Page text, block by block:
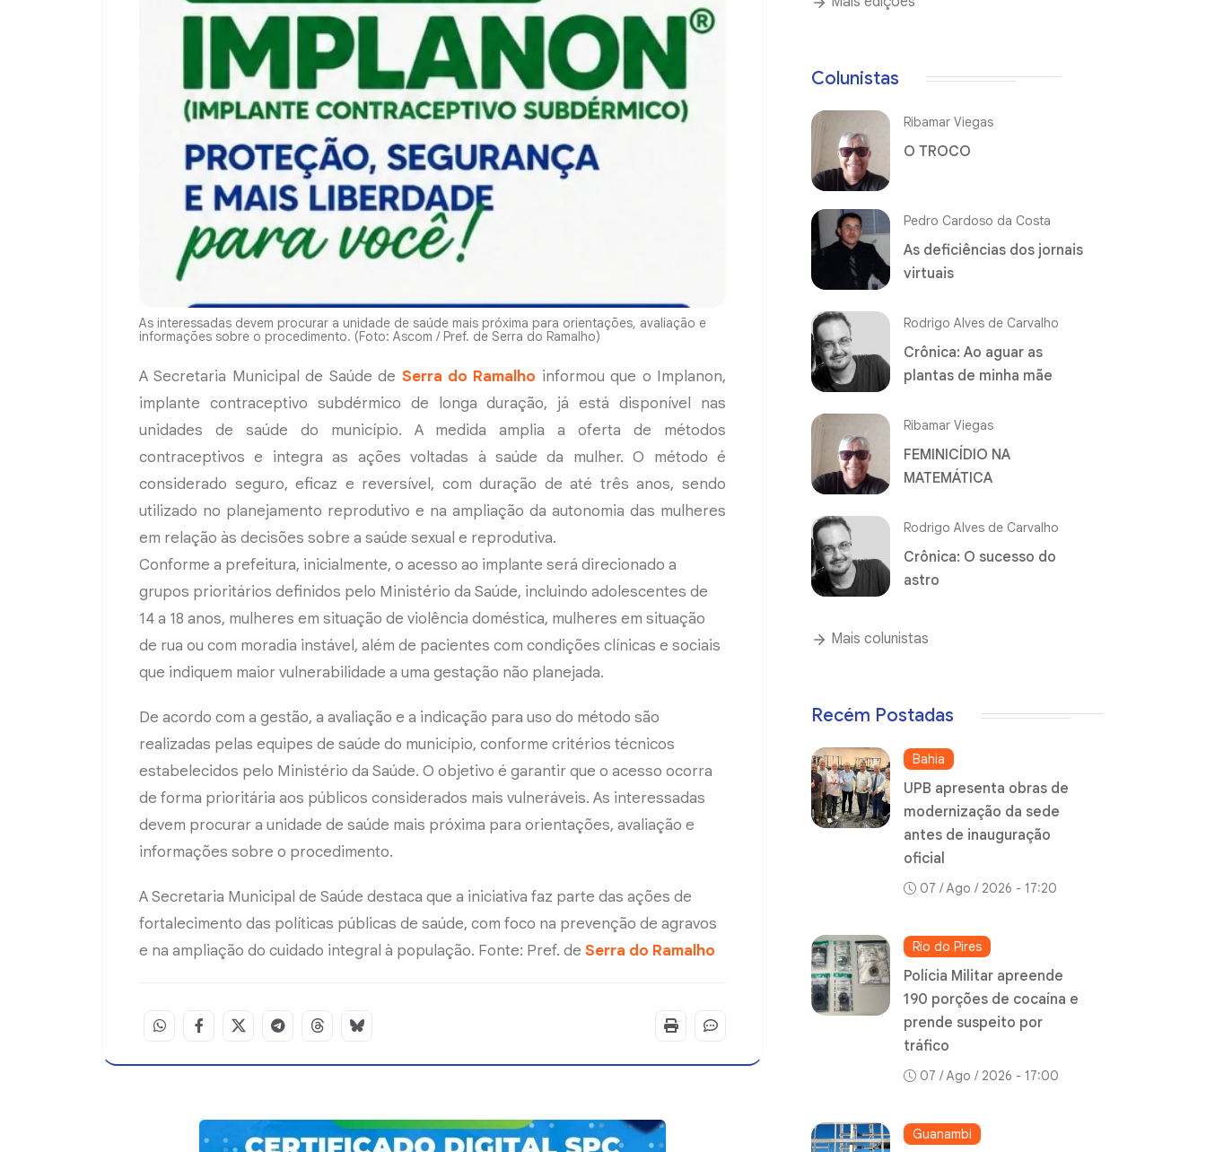
As interessadas devem procurar a unidade de saúde mais próxima para orientações, avaliação e
informações sobre o procedimento. (Foto: Ascom / Pref. de Serra do Ramalho)
A Secretaria Municipal de Saúde de Serra do Ramalho informou que o Implanon,
implante contraceptivo subdérmico de longa duração, já está disponível nas
unidades de saúde do município. A medida amplia a oferta de métodos
contraceptivos e integra as ações voltadas à saúde da mulher. O método é
considerado seguro, eficaz e reversível, com duração de até três anos, sendo
utilizado no planejamento reprodutivo e na ampliação da autonomia das mulheres
em relação às decisões sobre a saúde sexual e reprodutiva.
Conforme a prefeitura, inicialmente, o acesso ao implante será direcionado a
grupos prioritários definidos pelo Ministério da Saúde, incluindo adolescentes de
14 a 18 anos, mulheres em situação de violência doméstica, mulheres em situação
de rua ou com moradia instável, além de pacientes com condições clínicas e sociais
que indiquem maior vulnerabilidade a uma gestação não planejada.
De acordo com a gestão, a avaliação e a indicação para uso do método são
realizadas pelas equipes de saúde do município, conforme critérios técnicos
estabelecidos pelo Ministério da Saúde. O objetivo é garantir que o acesso ocorra
de forma prioritária aos públicos considerados mais vulneráveis. As interessadas
devem procurar a unidade de saúde mais próxima para orientações, avaliação e
informações sobre o procedimento.
A Secretaria Municipal de Saúde destaca que a iniciativa faz parte das ações de
fortalecimento das políticas públicas de saúde, com foco na prevenção de agravos
e na ampliação do cuidado integral à população. Fonte: Pref. de Serra do Ramalho
Colunistas
Ribamar Viegas
O TROCO
Pedro Cardoso da Costa
As deficiências dos jornais
virtuais
Rodrigo Alves de Carvalho
Crônica: Ao aguar as
plantas de minha mãe
Ribamar Viegas
FEMINICÍDIO NA
MATEMÁTICA
Rodrigo Alves de Carvalho
Crônica: O sucesso do
astro
Mais colunistas
Recém Postadas
Bahia
UPB apresenta obras de
modernização da sede
antes de inauguração
oficial
07 / Ago / 2026 - 17:20
Rio do Pires
Polícia Militar apreende
190 porções de cocaína e
prende suspeito por
tráfico
07 / Ago / 2026 - 17:00
Guanambi